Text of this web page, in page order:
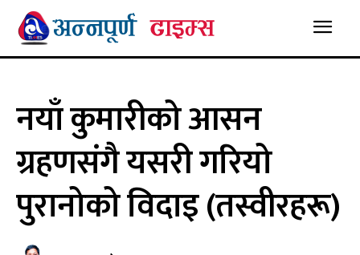
नयाँ कुमारीको आसन
ग्रहणसंगै यसरी गरियो
पुरानोको विदाइ (तस्वीरहरू)